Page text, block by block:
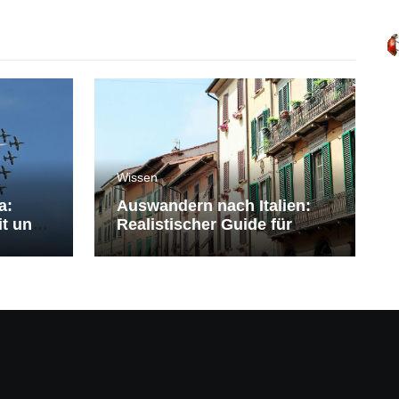
und
Wissen
Auswandern nach Italien:
Realistischer Guide für
Deutsche